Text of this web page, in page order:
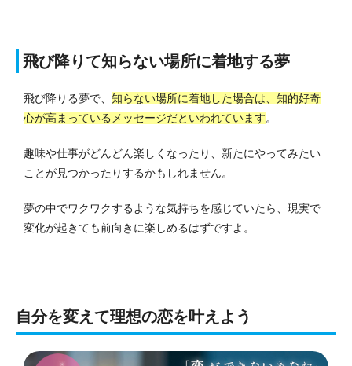
飛び降りて知らない場所に着地する夢
飛び降りる夢で、 知らない場所に着地した場合は、知的好奇
心が高まっているメッセージだといわれています。
趣味や仕事がどんどん楽しくなったり、新たにやってみたい
ことが見つかったりするかもしれません。
夢の中でワクワクするような気持ちを感じていたら、現実で
変化が起きても前向きに楽しめるはずですよ。
自分を変えて理想の恋を叶えよう